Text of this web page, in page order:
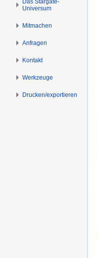
Universum
Mitmachen
Anfragen
Kontakt
Werkzeuge
Drucken/­exportieren